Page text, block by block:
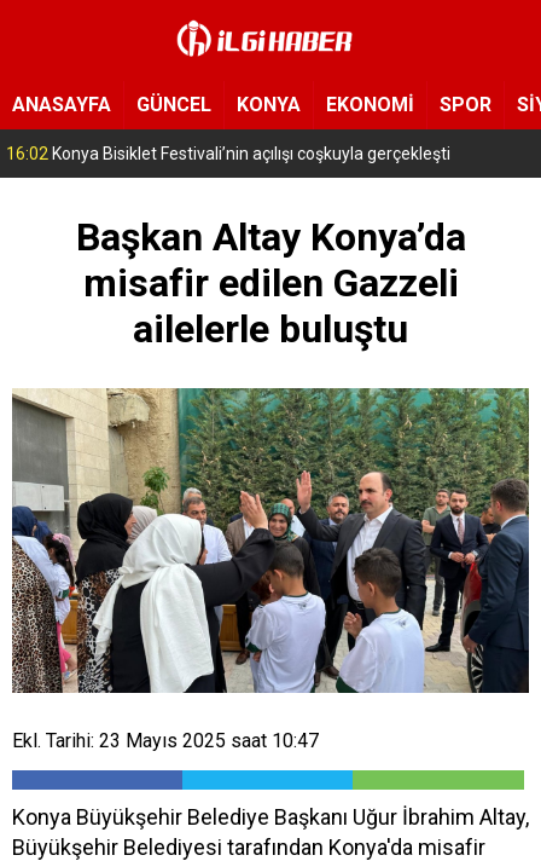
ANASAYFA GÜNCEL KONYA EKONOMİ SPOR
16:02 Konya Bisiklet Festivali’nin açılışı coşkuyla gerçekleşti
Başkan Altay Konya’da
misafir edilen Gazzeli
ailelerle buluştu
Ekl. Tarihi: 23 Mayıs 2025 saat 10:47
Konya Büyükşehir Belediye Başkanı Uğur İbrahim Altay,
Büyükşehir Belediyesi tarafından Konya'da misafir